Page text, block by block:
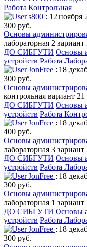
Работа Контрольная
s800 : 12 ноября
300 руб.
Основы
лабораторная 2 вариант
ДО СИБГУТИ Основы
устройств Работа
JonFree : 18
300 руб.
Основы
контрольная вариант 21
ДО СИБГУТИ Основы
устройств Работа
JonFree : 18
400 руб.
Основы
лабораторная 3 вариант
ДО СИБГУТИ Основы
устройств Работа
JonFree : 18
300 руб.
Основы
лабораторная 1 вариант
ДО СИБГУТИ Основы
устройств Работа
JonFree : 18
300 руб.